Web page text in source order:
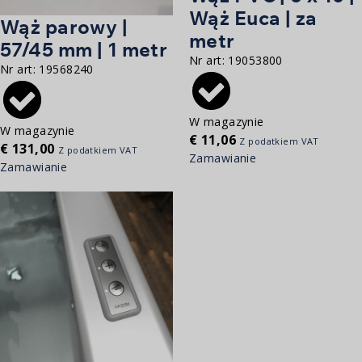
Wąż parowy |
57/45 mm | 1 metr
Nr art: 19568240
W magazynie
€ 131,00 Z podatkiem VAT
Zamawianie
Wąż Euca | za
metr
Nr art: 19053800
W magazynie
€ 11,06 Z podatkiem VAT
Zamawianie